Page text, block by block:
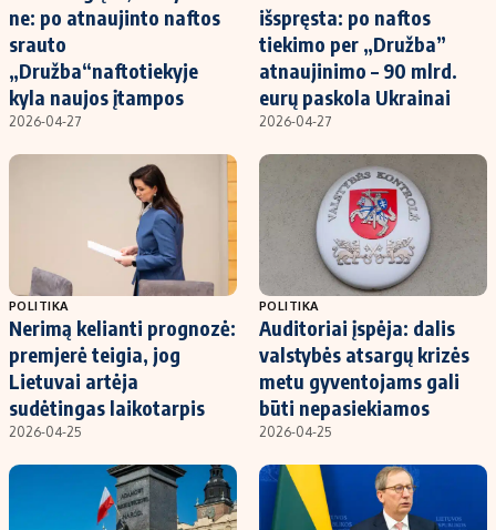
ne: po atnaujinto naftos
srauto
„Družba“naftotiekyje
kyla naujos įtampos
2026-04-27
išspręsta: po naftos
tiekimo per „Družba”
atnaujinimo – 90 mlrd.
eurų paskola Ukrainai
2026-04-27
POLITIKA
Nerimą kelianti prognozė:
premjerė teigia, jog
Lietuvai artėja
sudėtingas laikotarpis
2026-04-25
POLITIKA
Auditoriai įspėja: dalis
valstybės atsargų krizės
metu gyventojams gali
būti nepasiekiamos
2026-04-25